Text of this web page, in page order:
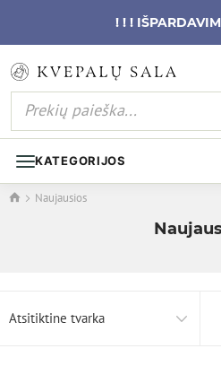
! ! !
KATEGORIJOS
Naujausios
Atsitiktine tvarka